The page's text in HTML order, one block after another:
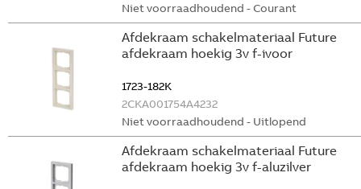
Niet voorraadhoudend - Courant
Afdekraam schakelmateriaal Future
afdekraam hoekig 3v f-ivoor
1723-182K
2CKA001754A4232
Niet voorraadhoudend - Uitlopend
Afdekraam schakelmateriaal Future
afdekraam hoekig 3v f-aluzilver